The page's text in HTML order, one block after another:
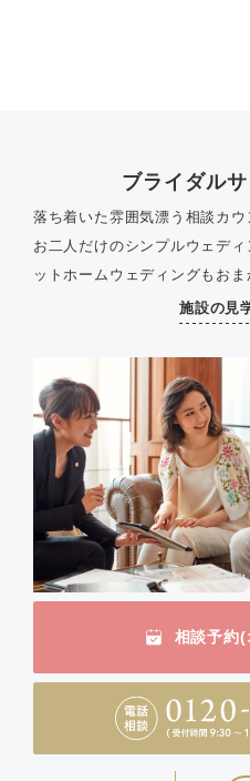
ブライダル
落ち着いた雰囲気漂う相談カウ
お二人だけのシンプルウェデ
ットホームウェディングもおま
施設の見
相談予約(